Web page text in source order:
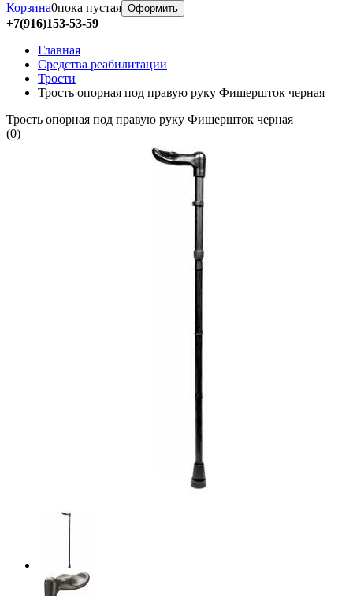
Корзина0пока пустая Оформить
+7(916)153-53-59
Главная
Средства реабилитации
Трости
Трость опорная под правую руку Фишершток черная
Трость опорная под правую руку Фишершток черная
(0)